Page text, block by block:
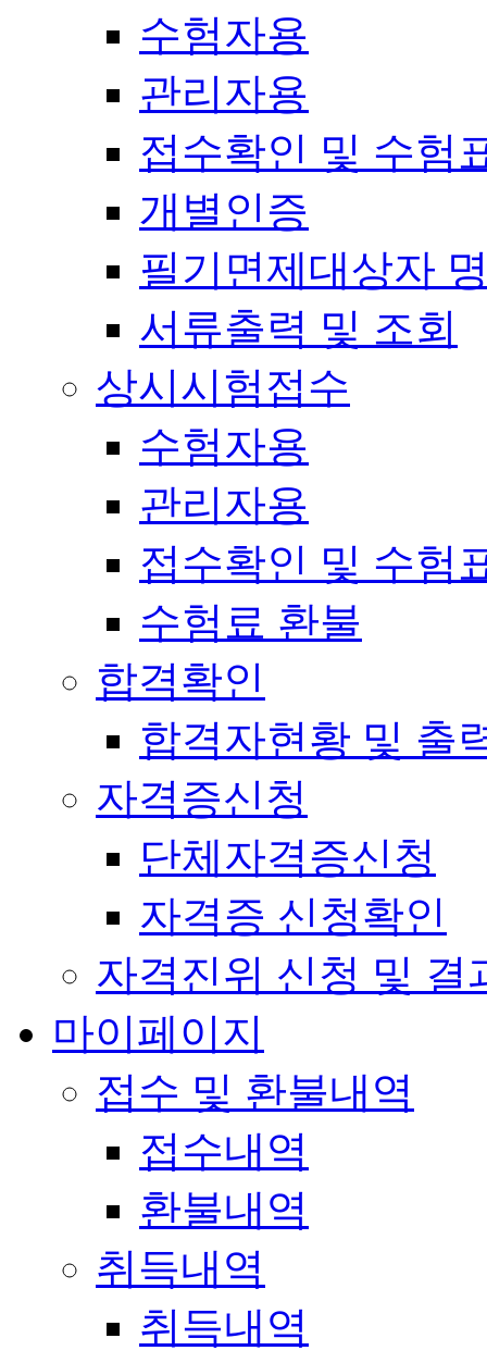
수험자용
관리자용
접수확인 및 수험
개별인증
필기면제대상자
서류출력 및 조회
상시시험접수
수험자용
관리자용
접수확인 및 수험
수험료 환불
합격확인
합격자현황 및 출
자격증신청
단체자격증신청
자격증 신청확인
자격진위 신청 및 결
마이페이지
접수 및 환불내역
접수내역
환불내역
취득내역
취득내역